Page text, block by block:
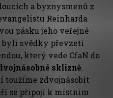
a byznysmenů z
Reinharda
pásku jeho veřejné
byli svědky převzetí
který vede CfaN do
sklizně
toužíme zdvojnásobit
se připojí k místním